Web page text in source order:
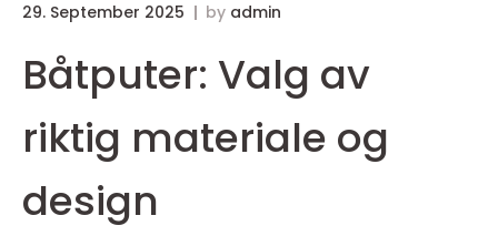
29. September 2025 by admin
Båtputer: Valg av
riktig materiale og
design